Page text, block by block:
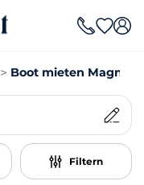
Boot mieten Magna
Filtern